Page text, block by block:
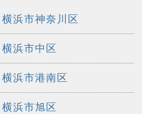
横浜市神奈川区
横浜市中区
横浜市港南区
横浜市旭区